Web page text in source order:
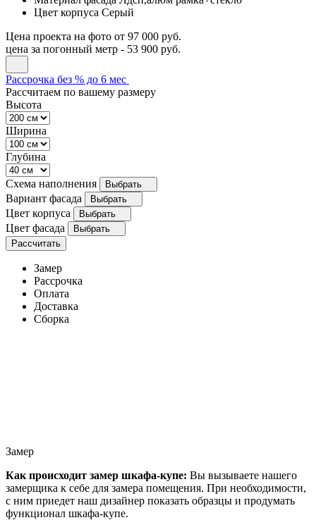
Цвет корпуса Серый
Цена проекта на фото от 97 000 руб.
цена за погонный метр - 53 900 руб.
Рассрочка без % до 6 мес
Рассчитаем по вашему размеру
Высота
Ширина
Глубина
Схема наполнения Выбрать
Вариант фасада Выбрать
Цвет корпуса Выбрать
Цвет фасада
Выбрать
Рассчитать
Замер
Рассрочка
Оплата
Доставка
Сборка
Замер
Как происходит замер шкафа-купе: Вы вызываете нашего
замерщика к себе для замера помещения. При необходимости,
с ним приедет наш дизайнер показать образцы и продумать
функционал шкафа-купе.